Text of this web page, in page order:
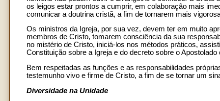
os leigos estar prontos a cumprir, em colaboração mais
comunicar a doutrina cristã, a fim de tornarem mais
Os ministros da Igreja, por sua vez, devem ter em muito
membros de Cristo, tomarem consciência da sua
no mistério de Cristo, iniciá-los nos métodos práticos,
Constituição sobre a Igreja e do decreto sobre o Apostolado
Bem respeitadas as funções e as responsabilidades
testemunho vivo e firme de Cristo, a fim de se tornar um
Diversidade na Unidade